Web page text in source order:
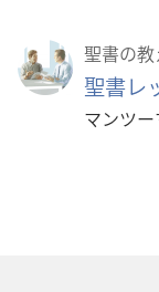
聖書の教
聖書レ
マンツー